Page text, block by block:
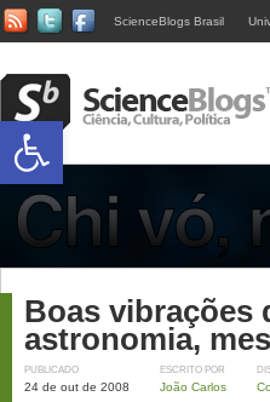
ScienceBlogs Brasil
Boas vibrações
astronomia,
PUBLICADO
24 de out de 2008
ESCRITO POR
João Carlos
Abrir a barra